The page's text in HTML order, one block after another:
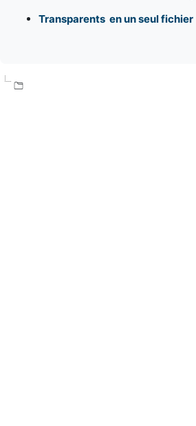
Transparents en un seul fichier